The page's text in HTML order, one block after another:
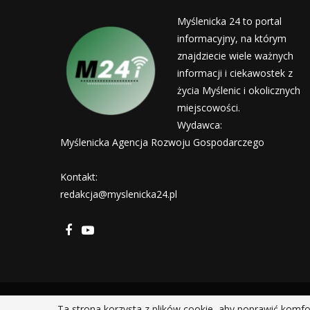
Myślenicka 24 to portal
informacyjny, na którym
znajdziecie wiele ważnych
informacji i ciekawostek z
życia Myślenic i okolicznych
miejscowości.
Wydawca:
Myślenicka Agencja Rozwoju Gospodarczego
Kontakt:
redakcja@myslenicka24.pl